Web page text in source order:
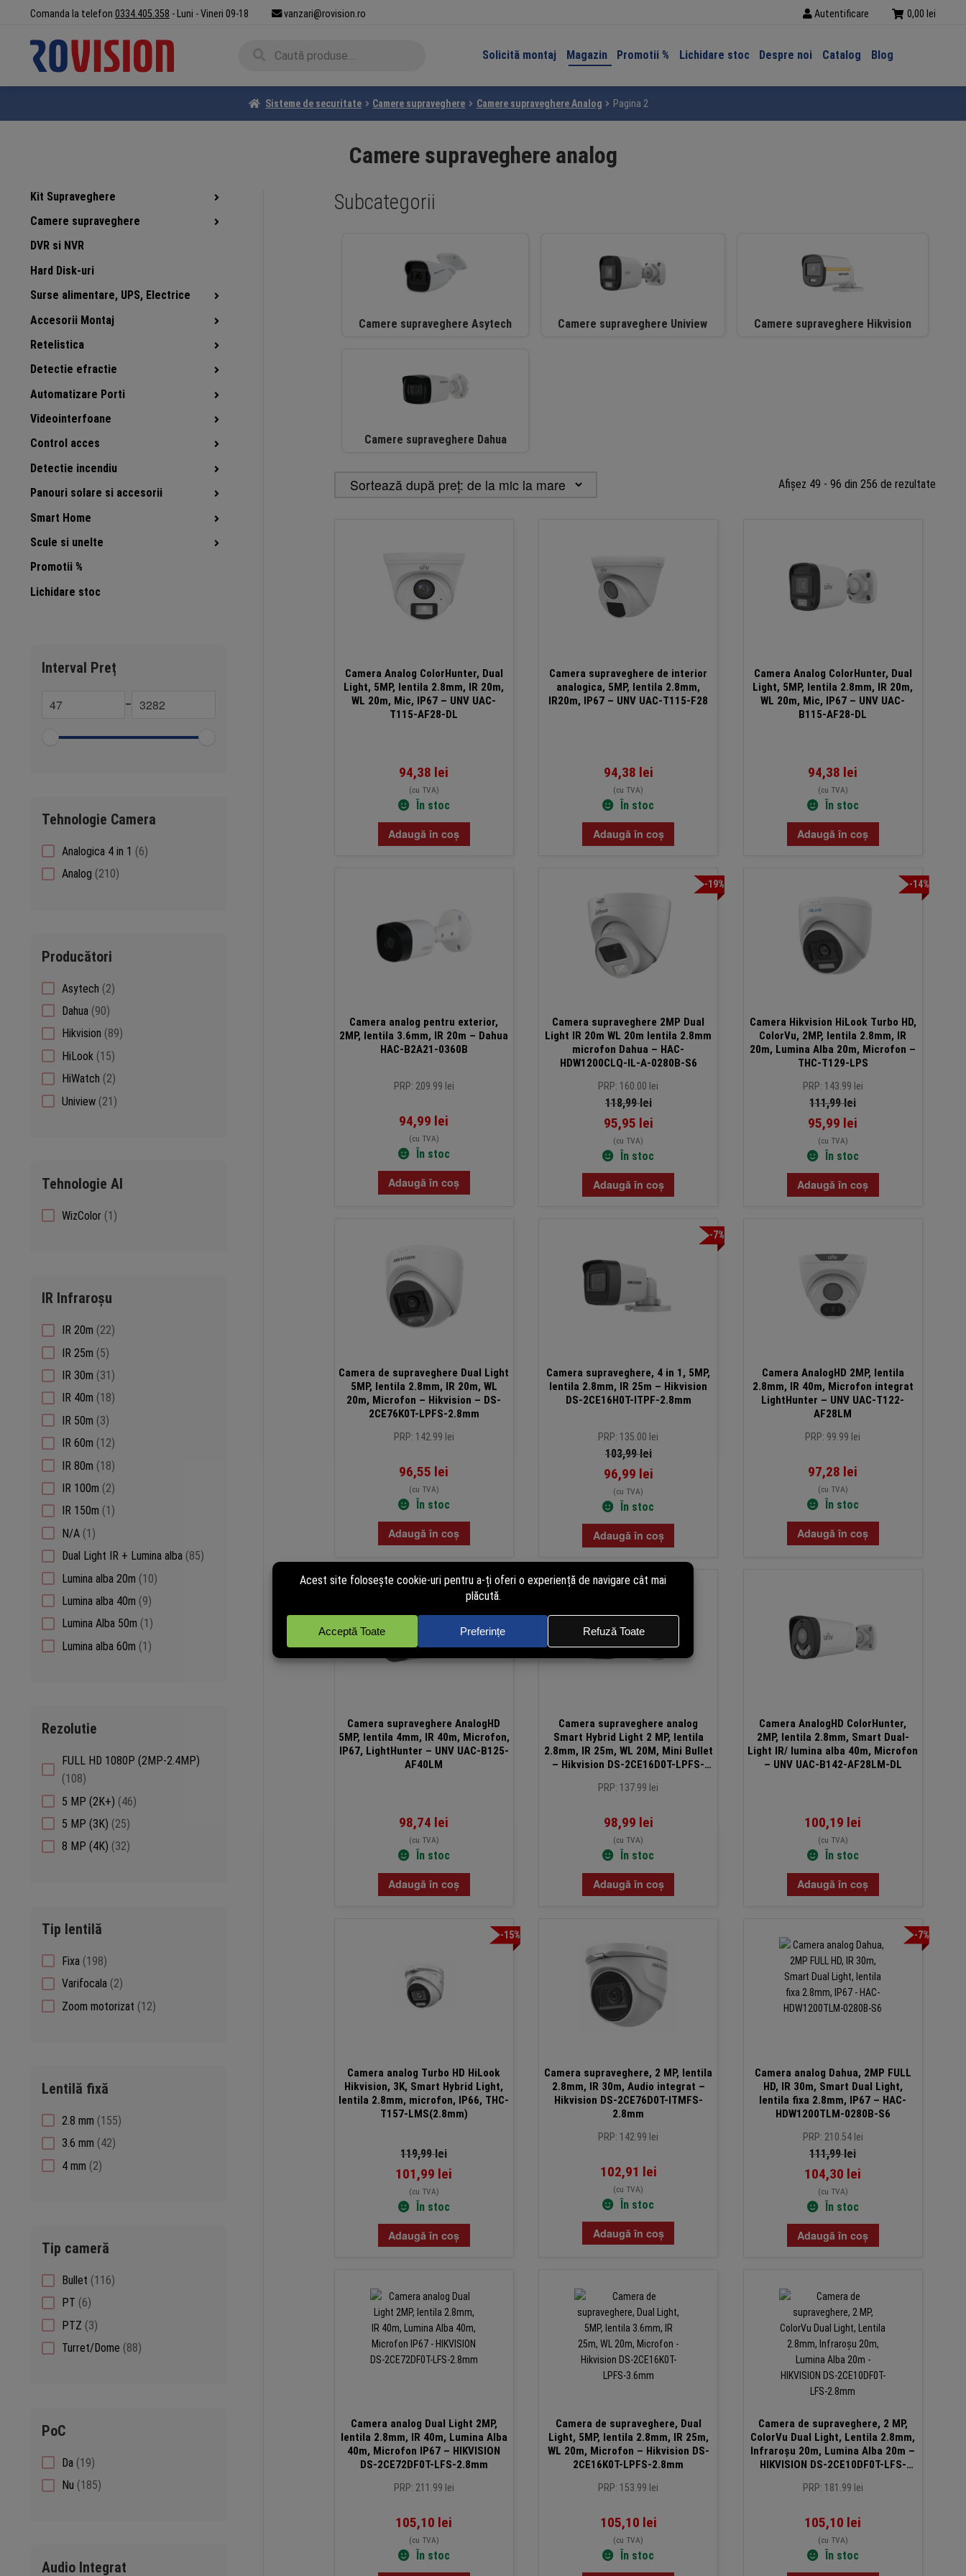
navigare
conținut
Comanda la telefon 0334.405.358 - Luni - Vineri 09-18 vanzari@rovision.ro Autentificare 0,00 lei
Solicită montaj Magazin Promotii % Lichidare stoc Despre noi Catalog Blog
Sisteme de securitate Camere supraveghere Camere supraveghere Analog Pagina 2
Camere supraveghere analog
Subcategorii
Camere supraveghere Asytech Camere supraveghere Uniview Camere supraveghere Hikvision
Camere supraveghere Dahua
Afișez 49 - 96 din 256 de rezultate
Camera Analog ColorHunter, Dual
Light, 5MP, lentila 2.8mm, IR 20m,
WL 20m, Mic, IP67 – UNV UAC-
T115-AF28-DL
94,38 lei
(cu TVA)
În stoc
Adaugă în coș
Camera supraveghere de interior
analogica, 5MP, lentila 2.8mm,
IR20m, IP67 – UNV UAC-T115-F28
94,38 lei
(cu TVA)
În stoc
Adaugă în coș
Camera Analog ColorHunter, Dual
Light, 5MP, lentila 2.8mm, IR 20m,
WL 20m, Mic, IP67 – UNV UAC-
B115-AF28-DL
94,38 lei
(cu TVA)
În stoc
Adaugă în coș
Camera analog pentru exterior,
2MP, lentila 3.6mm, IR 20m – Dahua
HAC-B2A21-0360B
PRP: 209.99 lei
94,99 lei
(cu TVA)
În stoc
Adaugă în coș
-19%
Camera supraveghere 2MP Dual
Light IR 20m WL 20m lentila 2.8mm
microfon Dahua – HAC-
HDW1200CLQ-IL-A-0280B-S6
PRP: 160.00 lei
118,99lei
95,95 lei
(cu TVA)
În stoc
Adaugă în coș
-14%
Camera Hikvision HiLook Turbo HD,
ColorVu, 2MP, lentila 2.8mm, IR
20m, Lumina Alba 20m, Microfon –
THC-T129-LPS
PRP: 143.99 lei
111,99lei
95,99 lei
(cu TVA)
În stoc
Adaugă în coș
Camera de supraveghere Dual Light
5MP, lentila 2.8mm, IR 20m, WL
20m, Microfon – Hikvision – DS-
2CE76K0T-LPFS-2.8mm
PRP: 142.99 lei
96,55 lei
(cu TVA)
În stoc
Adaugă în coș
-7%
Camera supraveghere, 4 in 1, 5MP,
lentila 2.8mm, IR 25m – Hikvision
DS-2CE16H0T-ITPF-2.8mm
PRP: 135.00 lei
103,99lei
96,99 lei
(cu TVA)
În stoc
Adaugă în coș
Camera AnalogHD 2MP, lentila
2.8mm, IR 40m, Microfon integrat
LightHunter – UNV UAC-T122-
AF28LM
PRP: 99.99 lei
97,28 lei
(cu TVA)
În stoc
Adaugă în coș
Camera supraveghere AnalogHD
5MP, lentila 4mm, IR 40m, Microfon,
IP67, LightHunter – UNV UAC-B125-
AF40LM
98,74 lei
(cu TVA)
În stoc
Adaugă în coș
Camera supraveghere analog
Smart Hybrid Light 2 MP, lentila
2.8mm, IR 25m, WL 20M, Mini Bullet
– Hikvision DS-2CE16D0T-LPFS-
PRP: 137.99 lei
98,99 lei
(cu TVA)
În stoc
Adaugă în coș
Camera AnalogHD ColorHunter,
2MP, lentila 2.8mm, Smart Dual-
Light IR/ lumina alba 40m, Microfon
– UNV UAC-B142-AF28LM-DL
100,19 lei
(cu TVA)
În stoc
Adaugă în coș
-15%
Camera analog Turbo HD HiLook
Hikvision, 3K, Smart Hybrid Light,
lentila 2.8mm, microfon, IP66, THC-
T157-LMS(2.8mm)
119,99lei
101,99 lei
(cu TVA)
În stoc
Adaugă în coș
Camera supraveghere, 2 MP, lentila
2.8mm, IR 30m, Audio integrat –
Hikvision DS-2CE76D0T-ITMFS-
2.8mm
PRP: 142.99 lei
102,91 lei
(cu TVA)
În stoc
Adaugă în coș
-7%
Camera analog Dahua, 2MP FULL
HD, IR 30m, Smart Dual Light,
lentila fixa 2.8mm, IP67 – HAC-
HDW1200TLM-0280B-S6
PRP: 210.54 lei
111,99lei
104,30 lei
(cu TVA)
În stoc
Adaugă în coș
Camera analog Dual Light 2MP,
lentila 2.8mm, IR 40m, Lumina Alba
40m, Microfon IP67 – HIKVISION
DS-2CE72DF0T-LFS-2.8mm
PRP: 211.99 lei
105,10 lei
(cu TVA)
În stoc
Camera de supraveghere, Dual
Light, 5MP, lentila 2.8mm, IR 25m,
WL 20m, Microfon – Hikvision DS-
2CE16K0T-LPFS-2.8mm
PRP: 153.99 lei
105,10 lei
(cu TVA)
În stoc
Camera de supraveghere, 2 MP,
ColorVu Dual Light, Lentila 2.8mm,
Infraroșu 20m, Lumina Alba 20m –
HIKVISION DS-2CE10DF0T-LFS-
PRP: 181.99 lei
105,10 lei
(cu TVA)
În stoc
Kit Supraveghere
Camere supraveghere
DVR si NVR
Hard Disk-uri
Surse alimentare, UPS, Electrice
Accesorii Montaj
Retelistica
Detectie efractie
Automatizare Porti
Videointerfoane
Control acces
Detectie incendiu
Panouri solare si accesorii
Smart Home
Scule si unelte
Promotii %
Lichidare stoc
Interval Preț
–
Tehnologie Camera
Analogica 4 in 1 66
Analog 210210
Producători
Asytech 22
Dahua 9090
products
Hikvision 8989
HiLook 1515
products
HiWatch 22
products
Uniview 2121
Tehnologie AI
WizColor 11
IR Infraroșu
IR 20m 2222
IR 25m 55
products
IR 30m 3131
products
IR 40m 1818
IR 50m 33
products
IR 60m 1212
products
IR 80m 1818
products
IR 100m 22
products
IR 150m 1 1
N/A 11
product
Dual Light IR + Lumina alba 8585
Lumina alba 20m 1010
Lumina alba 40m 99
products
Lumina Alba 50m 1 1
product
Lumina alba 60m 11
Rezolutie
FULL HD 1080P (2MP-2.4MP)
108108
products
5 MP (2K+) 4646
5 MP (3K) 2525
products
8 MP (4K) 3232
Tip lentilă
Fixa 198198
products
Varifocala 22
products
Zoom motorizat 1212
Lentilă fixă
2.8 mm 155155
3.6 mm 4242
4 mm 22
Tip cameră
Bullet 116116
PT 66
products
PTZ 33
products
Turret/Dome 8888
PoC
Da 1919
products
Nu 185185
Audio Integrat